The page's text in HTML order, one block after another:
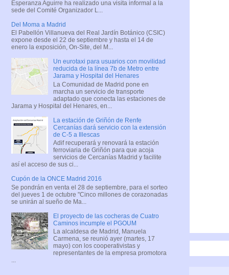
Esperanza Aguirre ha realizado una visita informal a la
sede del Comité Organizador L...
Del Moma a Madrid
El Pabellón Villanueva del Real Jardín Botánico (CSIC)
expone desde el 22 de septiembre y hasta el 14 de
enero la exposición, On-Site, del M...
Un eurotaxi para usuarios con movilidad
reducida de la línea 7b de Metro entre
Jarama y Hospital del Henares
La Comunidad de Madrid pone en
marcha un servicio de transporte
adaptado que conecta las estaciones de
Jarama y Hospital del Henares, en...
La estación de Griñón de Renfe
Cercanías dará servicio con la extensión
de C-5 a Illescas
Adif recuperará y renovará la estación
ferroviaria de Griñón para que acoja
servicios de Cercanías Madrid y facilite
así el acceso de sus ci...
Cupón de la ONCE Madrid 2016
Se pondrán en venta el 28 de septiembre, para el sorteo
del jueves 1 de octubre "Cinco millones de corazonadas
se unirán al sueño de Ma...
El proyecto de las cocheras de Cuatro
Caminos incumple el PGOUM
La alcaldesa de Madrid, Manuela
Carmena, se reunió ayer (martes, 17
mayo) con los cooperativistas y
representantes de la empresa promotora
...